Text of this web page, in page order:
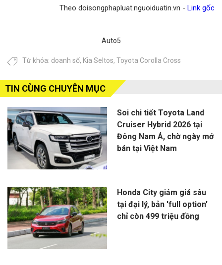
Theo doisongphapluat.nguoiduatin.vn - Link gốc
Auto5
Từ khóa: doanh số, Kia Seltos, Toyota Corolla Cross
TIN CÙNG CHUYÊN MỤC
Soi chi tiết Toyota Land
Cruiser Hybrid 2026 tại
Đông Nam Á, chờ ngày mở
bán tại Việt Nam
Honda City giảm giá sâu
tại đại lý, bản 'full option'
chỉ còn 499 triệu đồng